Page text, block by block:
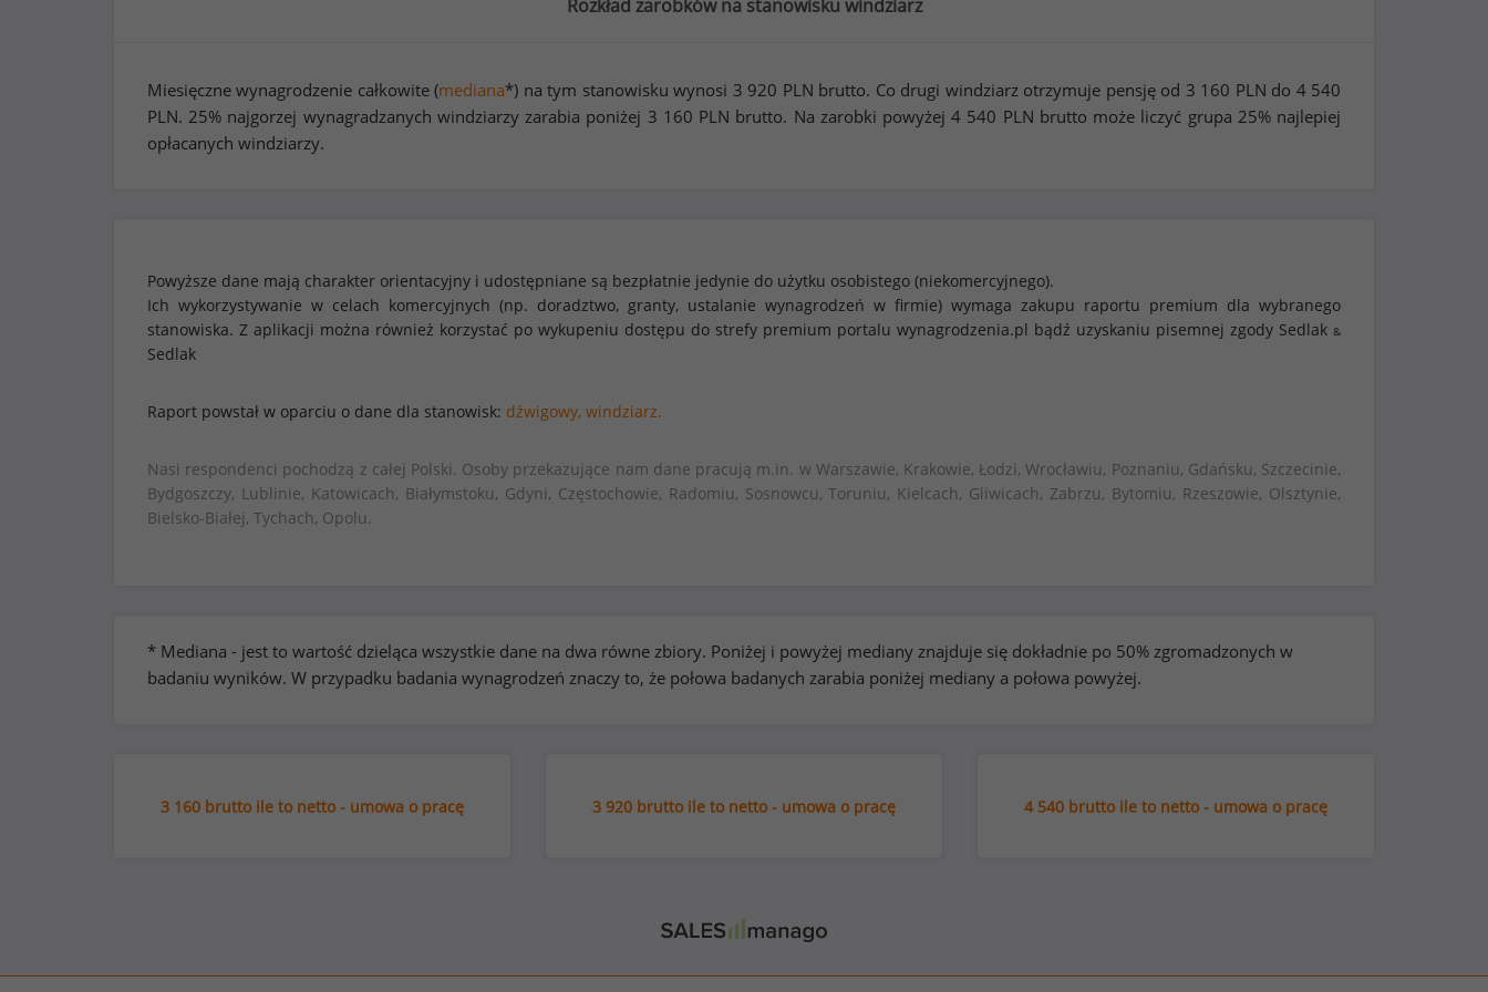
Rozkład zarobków na stanowisku windziarz
Miesięczne wynagrodzenie całkowite (mediana*) na tym stanowisku wynosi 3 920 PLN brutto. Co drugi windziarz otrzymuje pensję od 3 160 PLN do 4 540
PLN. 25% najgorzej wynagradzanych windziarzy zarabia poniżej 3 160 PLN brutto. Na zarobki powyżej4 540 PLN brutto może liczyć grupa 25% najlepiej
opłacanych windziarzy.
Powyższe dane mają charakter orientacyjny i udostępniane są bezpłatnie jedynie do użytku osobistego (niekomercyjnego).
Ich wykorzystywanie w celach komercyjnych (np. doradztwo, granty, ustalanie wynagrodzeń w firmie) wymaga zakupu raportu premium dla wybranego
stanowiska. Z aplikacji można również korzystać po wykupeniu dostępu do strefy premium portalu wynagrodzenia.pl bądź uzyskaniu pisemnej zgody Sedlak &
Sedlak
Raport powstał w oparciu o dane dla stanowisk: dźwigowy, windziarz.
Nasi respondenci pochodzą z całej Polski. Osoby przekazujące nam dane pracują m.in. w Warszawie, Krakowie, Łodzi, Wrocławiu, Poznaniu, Gdańsku, Szczecinie,
Bydgoszczy, Lublinie, Katowicach, Białymstoku, Gdyni, Częstochowie, Radomiu, Sosnowcu, Toruniu, Kielcach, Gliwicach, Zabrzu, Bytomiu, Rzeszowie, Olsztynie,
Bielsko-Białej, Tychach, Opolu.
* Mediana - jest to wartość dzieląca wszystkie dane na dwa równe zbiory. Poniżej i powyżej mediany znajduje się dokładnie po 50% zgromadzonych w
badaniu wyników. W przypadku badania wynagrodzeń znaczy to, że połowa badanych zarabia poniżej mediany a połowa powyżej.
3 160 brutto ile to netto - umowa o pracę 3 920 brutto ile to netto - umowa o pracę 4 540 brutto ile to netto - umowa o pracę